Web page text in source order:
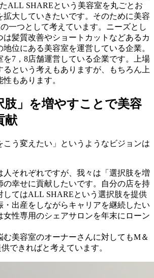
ALL SHAREという美容室を丸ごとお
拡大していきたいです。そのために美容
一つとして考えています。ニーズとし
は髪質改善やショートカットなどあるカ
位にある美容室を運営している企業。
を7，8店舗運営している企業です。上場
るという考えもありますが、もちろん上
もあります。
肢」を増やすことで美容
献
こう変えたい」というようなビジョンは
人それぞれですが、我々は「選択肢を増
の幸せに貢献したいです。自分の店を持
してはALL SHAREという選択肢を提供
・出産をしながらキャリアを継続したい
女性専用のシェアサロンを年末にローン
む美容室のオーナーさんに対してもM＆
できればと考えています。